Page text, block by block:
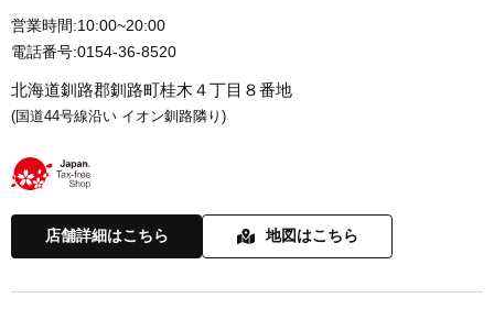
営業時間:10:00~20:00
電話番号:0154-36-8520
北海道釧路郡釧路町桂木４丁目８番地
(国道44号線沿い イオン釧路隣り)
店舗詳細はこちら 地図はこちら